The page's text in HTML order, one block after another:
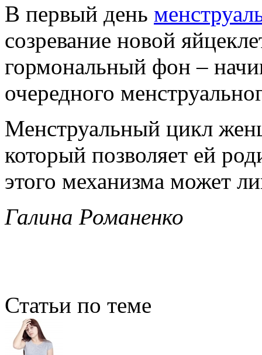
В первый день
созревание новой
гормональный фон –
очередного
Менструальный цикл
который позволяет ей
этого механизма может
Галина Романенко
Статьи по теме